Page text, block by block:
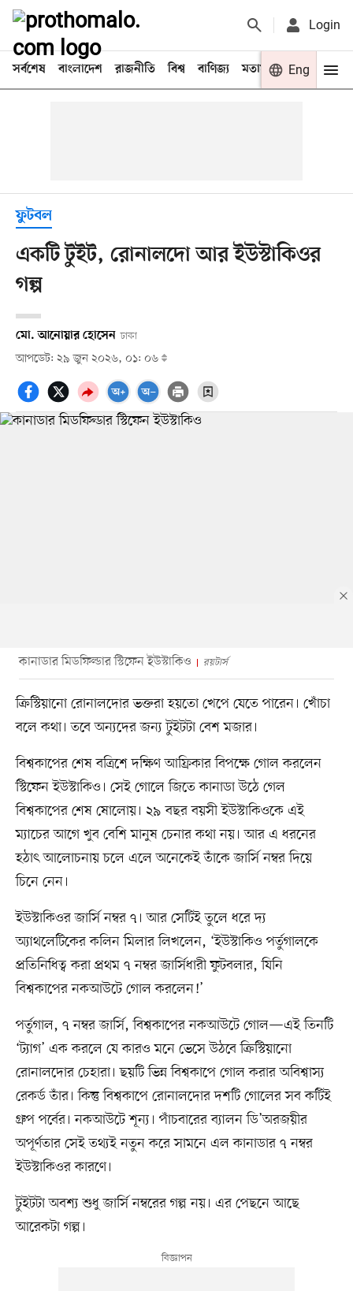
Login
সর্বশেষ বাংলাদেশ রাজনীতি বিশ্ব বাণিজ্য মতামত খেলা
Eng
ফুটবল
একটি টুইট, রোনালদো আর ইউস্টাকিওর
গল্প
মো. আনোয়ার হোসেন ঢাকা
আপডেট: ২৯ জুন ২০২৬, ০১: ০৬
কানাডার মিডফিল্ডার স্টিফেন ইউস্টাকিও রয়টার্স
ক্রিস্টিয়ানো রোনালদোর ভক্তরা হয়তো খেপে যেতে পারেন। খোঁচা
বলে কথা। তবে অন্যদের জন্য টুইটটা বেশ মজার।
বিশ্বকাপের শেষ বত্রিশে দক্ষিণ আফ্রিকার বিপক্ষে গোল করলেন
স্টিফেন ইউস্টাকিও। সেই গোলে জিতে কানাডা উঠে গেল
বিশ্বকাপের শেষ ষোলোয়। ২৯ বছর বয়সী ইউস্টাকিওকে এই
ম্যাচের আগে খুব বেশি মানুষ চেনার কথা নয়। আর এ ধরনের
হঠাৎ আলোচনায় চলে এলে অনেকেই তাঁকে জার্সি নম্বর দিয়ে
চিনে নেন।
ইউস্টাকিওর জার্সি নম্বর ৭। আর সেটিই তুলে ধরে দ্য
অ্যাথলেটিকের কলিন মিলার লিখলেন, ‘ইউস্টাকিও পর্তুগালকে
প্রতিনিধিত্ব করা প্রথম ৭ নম্বর জার্সিধারী ফুটবলার, যিনি
বিশ্বকাপের নকআউটে গোল করলেন!’
পর্তুগাল, ৭ নম্বর জার্সি, বিশ্বকাপের নকআউটে গোল—এই তিনটি
‘ট্যাগ’ এক করলে যে কারও মনে ভেসে উঠবে ক্রিস্টিয়ানো
রোনালদোর চেহারা। ছয়টি ভিন্ন বিশ্বকাপে গোল করার অবিশ্বাস্য
রেকর্ড তাঁর। কিন্তু বিশ্বকাপে রোনালদোর দশটি গোলের সব কটিই
গ্রুপ পর্বের। নকআউটে শূন্য। পাঁচবারের ব্যালন ডি’অরজয়ীর
অপূর্ণতার সেই তথ্যই নতুন করে সামনে এল কানাডার ৭ নম্বর
ইউস্টাকিওর কারণে।
টুইটটা অবশ্য শুধু জার্সি নম্বরের গল্প নয়। এর পেছনে আছে
আরেকটা গল্প।